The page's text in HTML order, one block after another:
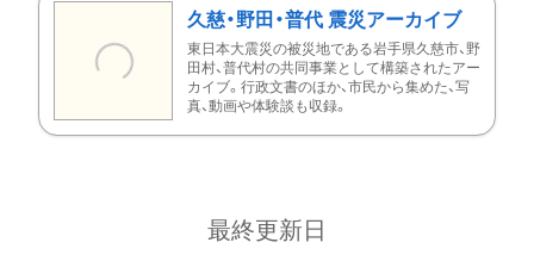
久慈・野田・普代 震災アーカイブ
東日本大震災の被災地である岩手県久慈市、野
田村、普代村の共同事業として構築されたアー
カイブ。行政文書のほか、市民から集めた、写
真、動画や体験談も収録。
最終更新日